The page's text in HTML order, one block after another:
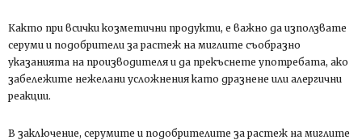
Както при всички козметични продукти, е важно да използвате
серуми и подобрители за растеж на миглите съобразно
указанията на производителя и да прекъснете употребата, ако
забележите нежелани усложнения като дразнене или алергични
реакции.
В заключение, серумите и подобрителите за растеж на миглите